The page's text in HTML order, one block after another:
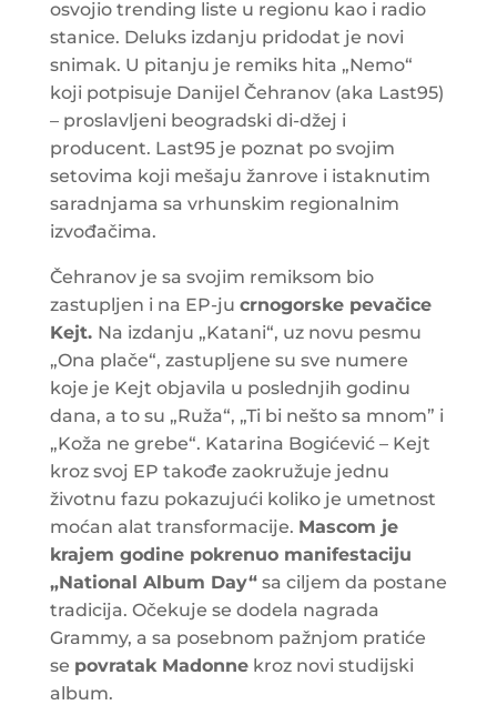
osvojio trending liste u regionu kao i radio
stanice. Deluks izdanju pridodat je novi
snimak. U pitanju je remiks hita „Nemo“
koji potpisuje Danijel Čehranov (aka Last95)
– proslavljeni beogradski di-džej i
producent. Last95 je poznat po svojim
setovima koji mešaju žanrove i istaknutim
saradnjama sa vrhunskim regionalnim
izvođačima.
Čehranov je sa svojim remiksom bio
zastupljen i na EP-ju crnogorske pevačice
Kejt. Na izdanju „Katani“, uz novu pesmu
„Ona plače“, zastupljene su sve numere
koje je Kejt objavila u poslednjih godinu
dana, a to su „Ruža“, „Ti bi nešto sa mnom” i
„Koža ne grebe“. Katarina Bogićević – Kejt
kroz svoj EP takođe zaokružuje jednu
životnu fazu pokazujući koliko je umetnost
moćan alat transformacije. Mascom je
krajem godine pokrenuo manifestaciju
„National Album Day“sa ciljem da postane
tradicija. Očekuje se dodela nagrada
Grammy, a sa posebnom pažnjom pratiće
se povratak Madonnekroz novi studijski
album.